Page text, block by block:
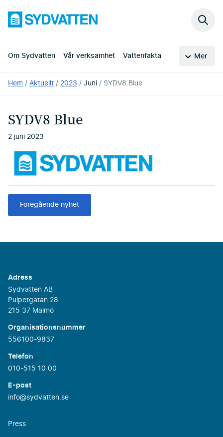
huvudinnehållet
Sydvatten
Om Sydvatten Vår verksamhet Vattenfakta Mer
Sök
Du
är
Hem Aktuellt 2023 Juni SYDV8 Blue
SYDV8 Blue
2 juni 2023
Föregående nyhet
Adress
Sydvatten AB
Pulpetgatan 28
215 37 Malmö
Organisationsnummer
556100-9837
Telefon
010-515 10 00
E-post
info@sydvatten.se
Press